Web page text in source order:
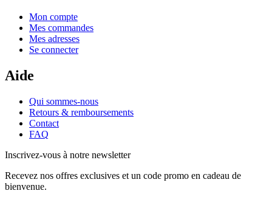
Mon compte
Mes commandes
Mes adresses
Se connecter
Aide
Qui sommes-nous
Retours & remboursements
Contact
FAQ
Inscrivez-vous à notre newsletter
Recevez nos offres exclusives et un code promo en cadeau de
bienvenue.